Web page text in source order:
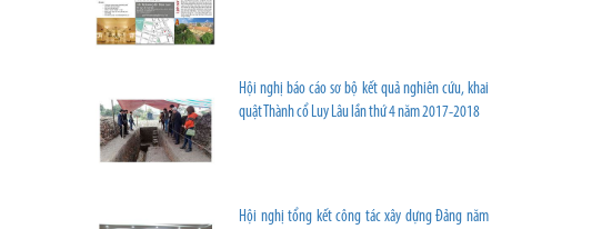
Hội nghị báo cáo sơ bộ kết quả nghiên cứu, khai
quật Thành cổ Luy Lâu lần thứ 4 năm 2017-2018
Hội nghị tổng kết công tác xây dựng Đảng năm